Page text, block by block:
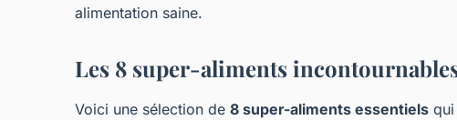
alimentation saine.
Les 8 super-aliments
Voici une sélection de 8 super-aliments essentiels qui